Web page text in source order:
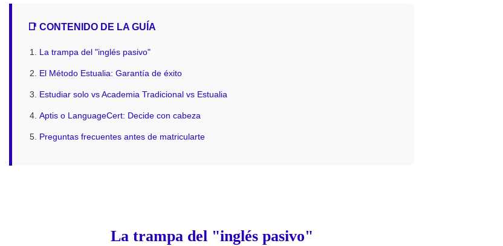
📑 CONTENIDO DE LA GUÍA
La trampa del "inglés pasivo"
El Método Estualia: Garantía de éxito
Estudiar solo vs Academia Tradicional vs Estualia
Aptis o LanguageCert: Decide con cabeza
Preguntas frecuentes antes de matricularte
La trampa del "inglés pasivo"